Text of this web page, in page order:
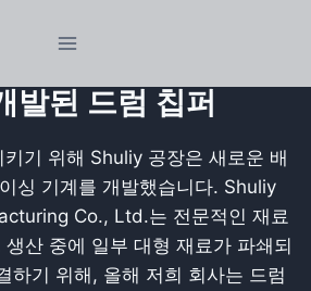
발된 드럼 칩퍼
기 위해 Shuliy 공장은 새로운 배
싱 기계를 개발했습니다. Shuliy
Co., Ltd.는 전문적인 재료
산 중에 일부 대형 재료가 파쇄되
하기 위해, 올해 저희 회사는 드럼